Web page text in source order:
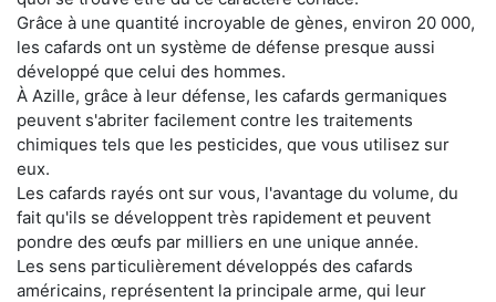
Grâce à une quantité incroyable de gènes, environ 20 000,
les cafards ont un système de défense presque aussi
développé que celui des hommes.
À Azille, grâce à leur défense, les cafards germaniques
peuvent s'abriter facilement contre les traitements
chimiques tels que les pesticides, que vous utilisez sur
eux.
Les cafards rayés ont sur vous, l'avantage du volume, du
fait qu'ils se développent très rapidement et peuvent
pondre des œufs par milliers en une unique année.
Les sens particulièrement développés des cafards
américains, représentent la principale arme, qui leur